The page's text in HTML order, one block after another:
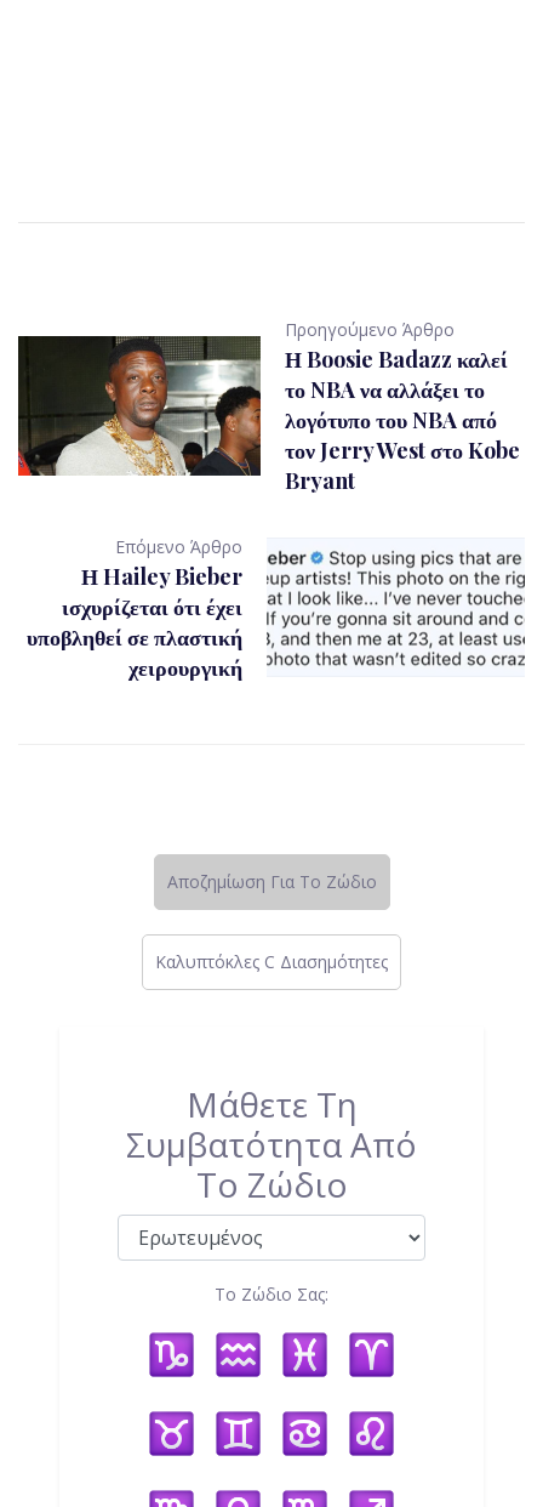
Προηγούμενο Άρθρο
Η Boosie Badazz καλεί
το NBA να αλλάξει το
λογότυπο του NBA από
τον Jerry West στο Kobe
Bryant
Επόμενο Άρθρο
Η Hailey Bieber
ισχυρίζεται ότι έχει
υποβληθεί σε πλαστική
χειρουργική
Αποζημίωση Για Το Ζώδιο
Καλυπτόκλες C Διασημότητες
Μάθετε Τη
Συμβατότητα Από
Το Ζώδιο
Το Ζώδιο Σας: